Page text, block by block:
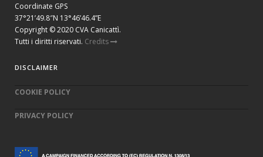
Coordinate GPS
37°21’49.8″N 13°46’46.4”E
Copyright © 2020 CVA Canicattì.
Tutti i diritti riservati. Credits
DISCLAIMER
COOKIE POLICY
PRIVACY POLICY